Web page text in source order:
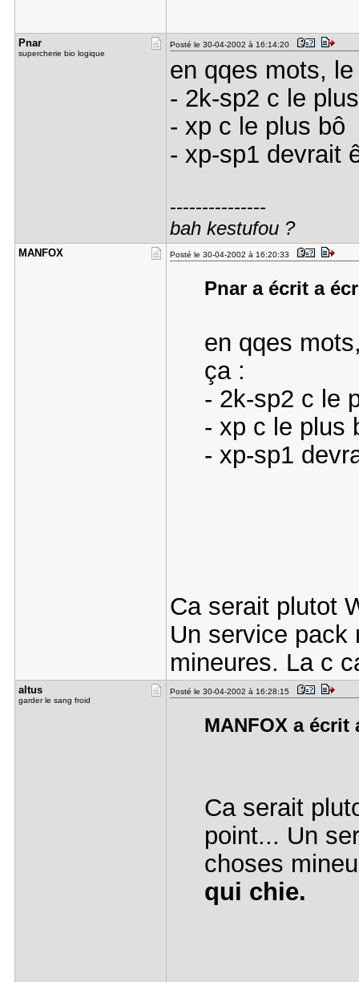
Pnar
supercherie bio logique
Posté le 30-04-2002 à 16:14:20
en qqes mots,
- 2k-sp2 c le
- xp c le plus bô
- xp-sp1 devrait
---------------
bah kestufou ?
MANFOX Posté le 30-04-2002 à 16:20:33
Pnar a écrit a
en qqes
ça :
- 2k-sp2 c le
- xp c le plus
- xp-sp1
Ca serait plutot
Un service pack
mineures. La c
altus
garder le sang froid
Posté le 30-04-2002 à 16:28:15
MANFOX a
Ca serait
point... Un
choses
qui chie.